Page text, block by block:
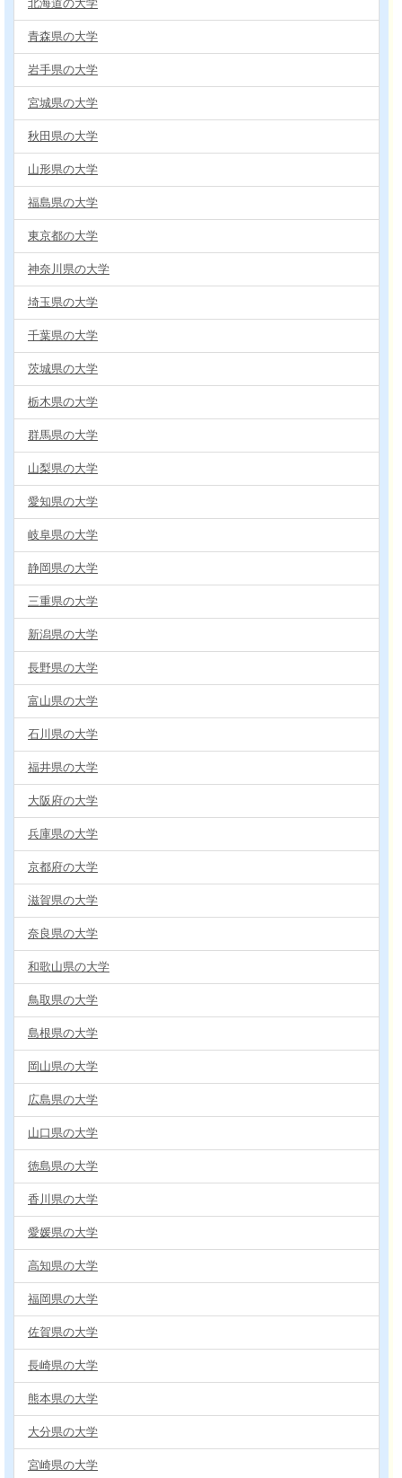
北海道の大学
青森県の大学
岩手県の大学
宮城県の大学
秋田県の大学
山形県の大学
福島県の大学
東京都の大学
神奈川県の大学
埼玉県の大学
千葉県の大学
茨城県の大学
栃木県の大学
群馬県の大学
山梨県の大学
愛知県の大学
岐阜県の大学
静岡県の大学
三重県の大学
新潟県の大学
長野県の大学
富山県の大学
石川県の大学
福井県の大学
大阪府の大学
兵庫県の大学
京都府の大学
滋賀県の大学
奈良県の大学
和歌山県の大学
鳥取県の大学
島根県の大学
岡山県の大学
広島県の大学
山口県の大学
徳島県の大学
香川県の大学
愛媛県の大学
高知県の大学
福岡県の大学
佐賀県の大学
長崎県の大学
熊本県の大学
大分県の大学
宮崎県の大学